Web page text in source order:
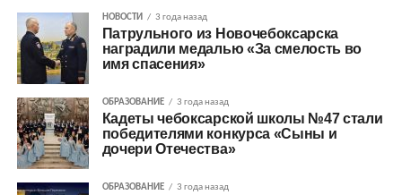
НОВОСТИ 3 года назад
Патрульного из Новочебоксарска
наградили медалью «За смелость во
имя спасения»
ОБРАЗОВАНИЕ 3 года назад
Кадеты чебоксарской школы №47 стали
победителями конкурса «Сыны и
дочери Отечества»
ОБРАЗОВАНИЕ 3 года назад